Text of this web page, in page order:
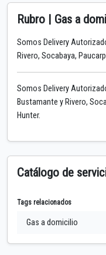
Rubro | Gas a
Somos Delivery
Rivero, Socabaya,
Somos Delivery
Bustamante y Rivero,
Hunter.
Catálogo de
Tags relacionados
Gas a domicilio